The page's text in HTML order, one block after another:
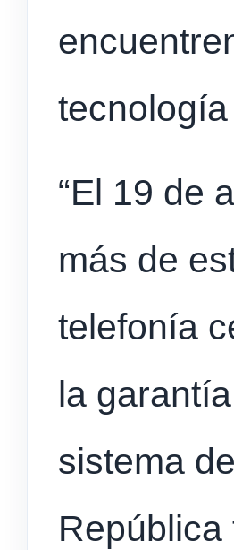
“El 19 de
más de
telefonía
la
sistema